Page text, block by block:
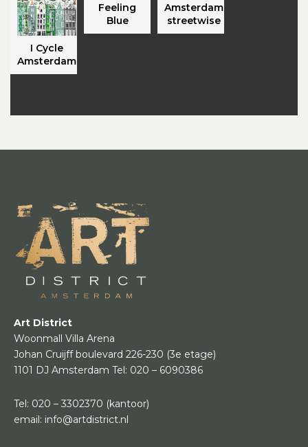
I Cycle
Amsterdam
Feeling
Blue
Amsterdam
streetwise
Art District
Woonmall Villa Arena
Johan Cruijff boulevard 226-230 (3e etage)
1101 DJ Amsterdam Tel: 020 – 6090386
Tel: 020 – 3302370 (kantoor)
email: info@artdistrict.nl